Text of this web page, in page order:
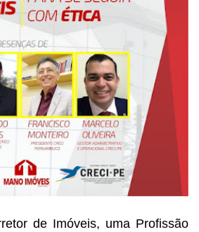
de Imóveis, uma Profissão